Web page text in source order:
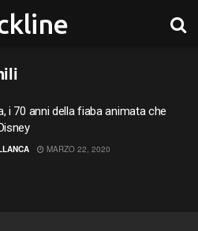
i 70 anni della fiaba animata che
MARZO 22, 2020